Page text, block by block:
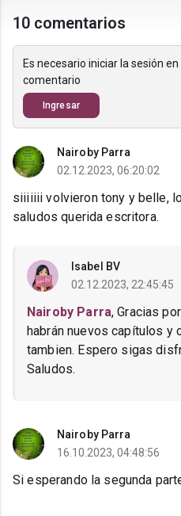
10 comentarios
Es necesario iniciar la sesión
comentario
Ingresar
Nairoby Parra
02.12.2023, 06:20:02
siiiiiii volvieron tony y belle,
saludos querida escritora.
Isabel BV
02.12.2023, 22:45:45
Nairoby Parra, Gracias
habrán nuevos capítulos y
tambien. Espero sigas
Saludos.
Nairoby Parra
16.10.2023, 04:48:56
Si esperando la segunda